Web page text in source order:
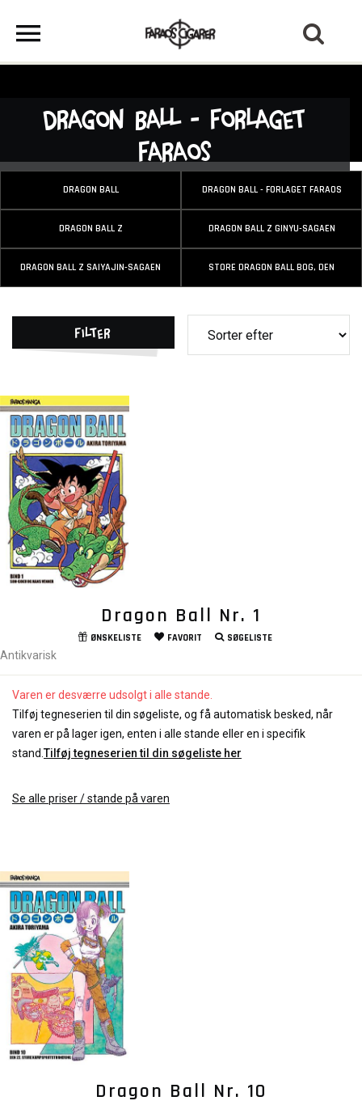
Dragon Ball - Forlaget
Faraos
DRAGON BALL DRAGON BALL - FORLAGET FARAOS
DRAGON BALL Z DRAGON BALL Z GINYU-SAGAEN
DRAGON BALL Z SAIYAJIN-SAGAEN STORE DRAGON BALL BOG, DEN
Filter
Dragon Ball Nr. 1
ØNSKELISTE FAVORIT SØGELISTE
Antikvarisk
Varen er desværre udsolgt i alle stande.
Tilføj tegneserien til din søgeliste, og få automatisk besked, når
varen er på lager igen, enten i alle stande eller en i specifik
stand.Tilføj tegneserien til din søgeliste her
Se alle priser / stande på varen
Dragon Ball Nr. 10